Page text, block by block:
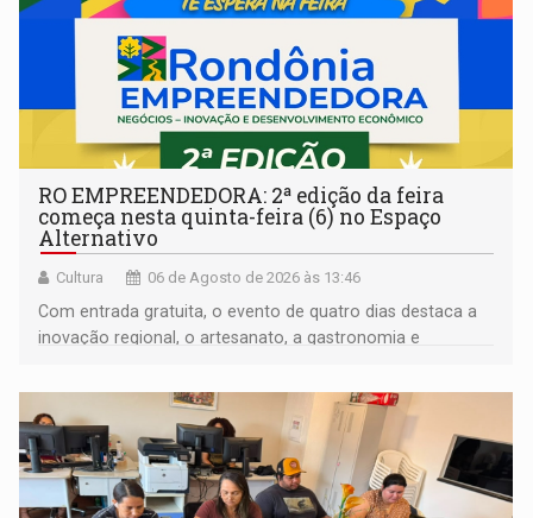
RO EMPREENDEDORA: 2ª edição da feira
começa nesta quinta-feira (6) no Espaço
Alternativo
Cultura 06 de Agosto de 2026 às 13:46
Com entrada gratuita, o evento de quatro dias destaca a
inovação regional, o artesanato, a gastronomia e